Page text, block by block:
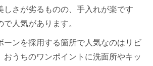
しさが劣るものの、手入れが楽です
人気があります。
ーンを採用する箇所で人気なのはリビ
おうちのワンポイントに洗面所やキッ